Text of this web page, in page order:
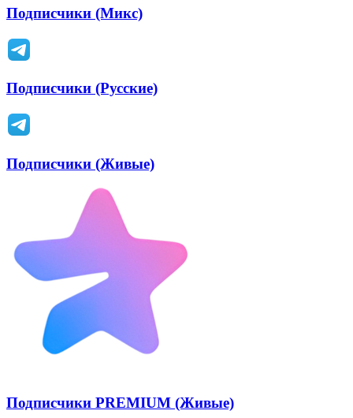
Подписчики (Микс)
Подписчики (Русские)
Подписчики (Живые)
Подписчики PREMIUM (Живые)